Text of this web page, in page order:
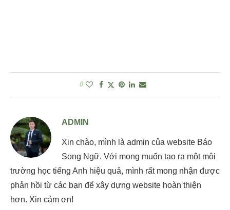
0
ADMIN
Xin chào, mình là admin của website Báo
Song Ngữ. Với mong muốn tạo ra một môi
trường học tiếng Anh hiệu quả, mình rất mong nhận được
phản hồi từ các bạn để xây dựng website hoàn thiện
hơn. Xin cảm ơn!